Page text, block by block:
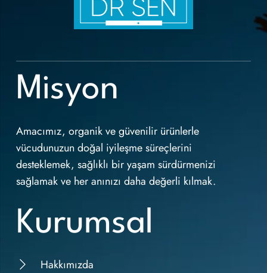
Misyon
Amacımız, organik ve güvenilir ürünlerle
vücudunuzun doğal iyileşme süreçlerini
desteklemek, sağlıklı bir yaşam sürdürmenizi
sağlamak ve her anınızı daha değerli kılmak.
Kurumsal
Hakkımızda